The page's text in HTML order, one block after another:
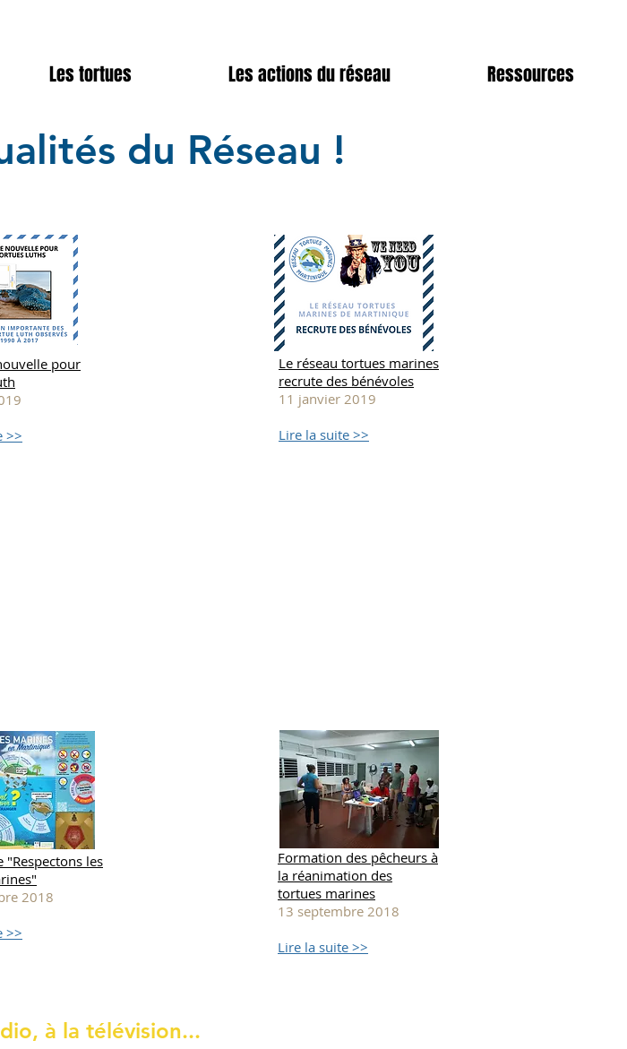
Les tortues Les actions du réseau Ressources
du Réseau !
pour
>>
Le réseau tortues marines
recrute des bénévoles
11 janvier 2019
Lire la suite >>
"Respectons les
2018
>>
Formation des pêcheurs à
la réanimation des
tortues marines
13 septembre 2018
Lire la suite >>
à la télévision...